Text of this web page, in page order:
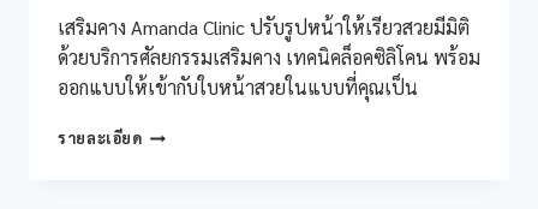
เสริมคาง Amanda Clinic ปรับรูปหน้าให้เรียวสวยมีมิติ
ด้วยบริการศัลยกรรมเสริมคาง เทคนิคล็อคซิลิโคน พร้อม
ออกแบบให้เข้ากับใบหน้าสวยในแบบที่คุณเป็น
รายละเอียดเสริม